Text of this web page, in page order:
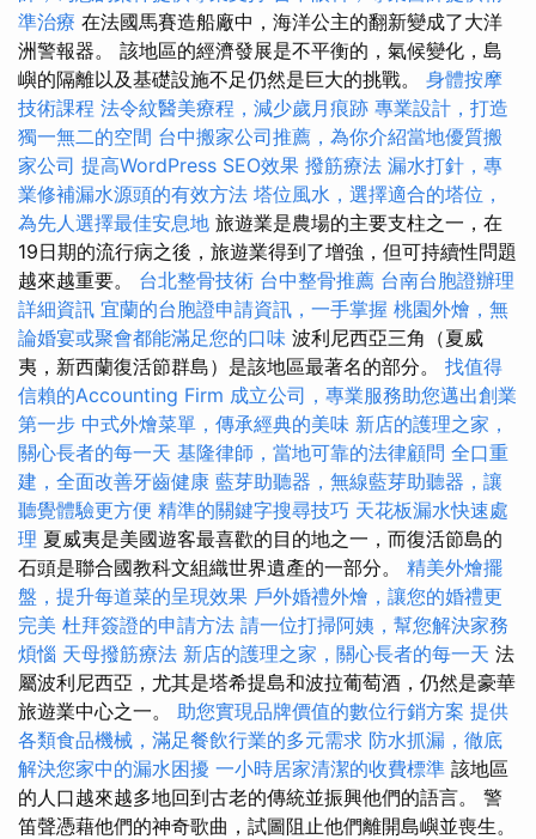
準治療 在法國馬賽造船廠中，海洋公主的翻新變成了大洋
洲警報器。 該地區的經濟發展是不平衡的，氣候變化，島
嶼的隔離以及基礎設施不足仍然是巨大的挑戰。 身體按摩
技術課程 法令紋醫美療程，減少歲月痕跡 專業設計，打造
獨一無二的空間 台中搬家公司推薦，為你介紹當地優質搬
家公司 提高WordPress SEO效果 撥筋療法 漏水打針，專
業修補漏水源頭的有效方法 塔位風水，選擇適合的塔位，
為先人選擇最佳安息地 旅遊業是農場的主要支柱之一，在
19日期的流行病之後，旅遊業得到了增強，但可持續性問題
越來越重要。 台北整骨技術 台中整骨推薦 台南台胞證辦理
詳細資訊 宜蘭的台胞證申請資訊，一手掌握 桃園外燴，無
論婚宴或聚會都能滿足您的口味 波利尼西亞三角（夏威
夷，新西蘭復活節群島）是該地區最著名的部分。 找值得
信賴的Accounting Firm 成立公司，專業服務助您邁出創業
第一步 中式外燴菜單，傳承經典的美味 新店的護理之家，
關心長者的每一天 基隆律師，當地可靠的法律顧問 全口重
建，全面改善牙齒健康 藍芽助聽器，無線藍芽助聽器，讓
聽覺體驗更方便 精準的關鍵字搜尋技巧 天花板漏水快速處
理 夏威夷是美國遊客最喜歡的目的地之一，而復活節島的
石頭是聯合國教科文組織世界遺產的一部分。 精美外燴擺
盤，提升每道菜的呈現效果 戶外婚禮外燴，讓您的婚禮更
完美 杜拜簽證的申請方法 請一位打掃阿姨，幫您解決家務
煩惱 天母撥筋療法 新店的護理之家，關心長者的每一天 法
屬波利尼西亞，尤其是塔希提島和波拉葡萄酒，仍然是豪華
旅遊業中心之一。 助您實現品牌價值的數位行銷方案 提供
各類食品機械，滿足餐飲行業的多元需求 防水抓漏，徹底
解決您家中的漏水困擾 一小時居家清潔的收費標準 該地區
的人口越來越多地回到古老的傳統並振興他們的語言。 警
笛聲憑藉他們的神奇歌曲，試圖阻止他們離開島嶼並喪生。